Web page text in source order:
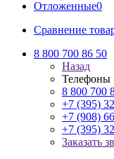
Отложенные0
Сравнение
8 800 700 86 50
Назад
Телефоны
8 800 700
+7 (395)
+7 (908)
+7 (395)
Заказать